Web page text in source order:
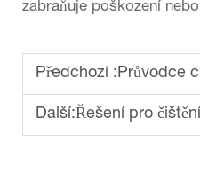
zabraňuje poškození
Předchozí : Průvodce
Další:Řešení pro čištění